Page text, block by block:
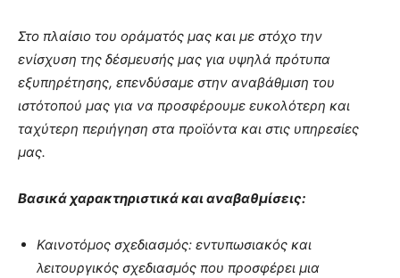
Στο πλαίσιο του οράματός μας και με στόχο την
ενίσχυση της δέσμευσής μας για υψηλά πρότυπα
εξυπηρέτησης, επενδύσαμε στην αναβάθμιση του
ιστότοπού μας για να προσφέρουμε ευκολότερη και
ταχύτερη περιήγηση στα προϊόντα και στις υπηρεσίες
μας.
Βασικά χαρακτηριστικά και αναβαθμίσεις:
Καινοτόμος σχεδιασμός: εντυπωσιακός και
λειτουργικός σχεδιασμός που προσφέρει μια